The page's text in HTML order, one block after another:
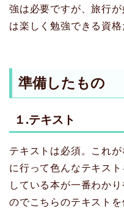
強は必要ですが、旅行
は楽しく勉強できる資格
準備したもの
１.テキスト
テキストは必須。これ
に行って色んなテキス
している本が一番わか
のでこちらのテキストを